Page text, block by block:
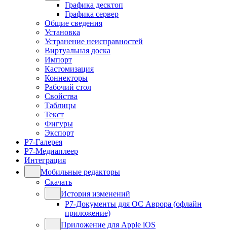
Графика десктоп
Графика сервер
Общие сведения
Установка
Устранение неисправностей
Виртуальная доска
Импорт
Кастомизация
Коннекторы
Рабочий стол
Свойства
Таблицы
Текст
Фигуры
Экспорт
Р7-Галерея
Р7-Медиаплеер
Интеграция
Мобильные редакторы
Скачать
История изменений
Р7-Документы для ОС Аврора (офлайн
приложение)
Приложение для Apple iOS